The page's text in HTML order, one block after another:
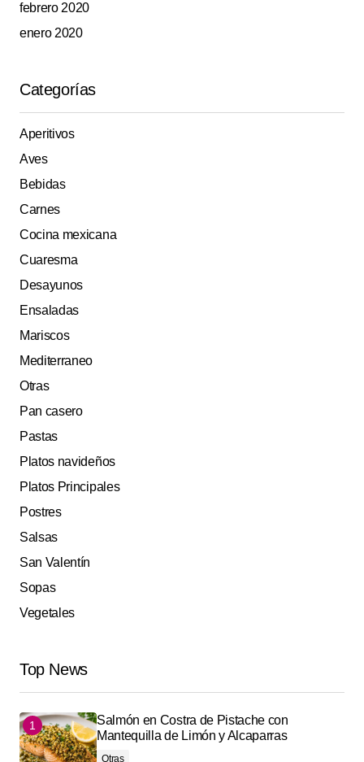
febrero 2020
enero 2020
Categorías
Aperitivos
Aves
Bebidas
Carnes
Cocina mexicana
Cuaresma
Desayunos
Ensaladas
Mariscos
Mediterraneo
Otras
Pan casero
Pastas
Platos navideños
Platos Principales
Postres
Salsas
San Valentín
Sopas
Vegetales
Top News
Salmón en Costra de Pistache con
Mantequilla de Limón y Alcaparras
Otras